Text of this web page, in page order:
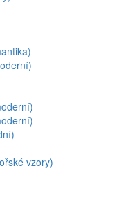
vzory)